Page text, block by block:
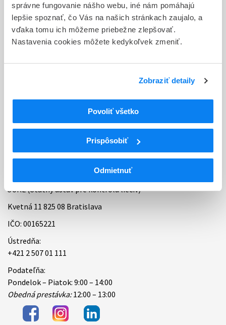
správne fungovanie nášho webu, iné nám pomáhajú
lepšie spoznať, čo Vás na našich stránkach zaujalo, a
vďaka tomu ich môžeme priebežne zlepšovať.
Nastavenia cookies môžete kedykoľvek zmeniť.
Zobraziť detaily
Povoliť všetko
Prispôsobiť
Odmietnuť
Poskytovanie informácií
Ochrana osobných údajov
Úradné hodiny
Kontakt
ŠÚKL (Štátny ústav pre kontrolu liečiv)
Kvetná 11 825 08 Bratislava
IČO: 00165221
Ústredňa:
+421 2 507 01 111
Podateľňa:
Pondelok – Piatok: 9:00 – 14:00
Obedná prestávka:12:00 – 13:00